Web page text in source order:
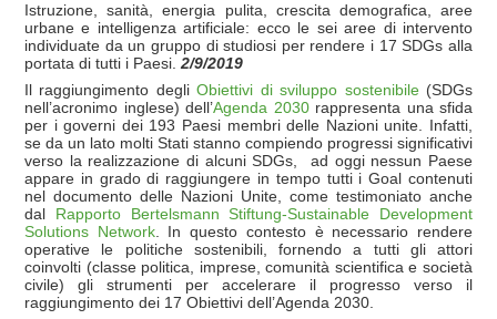
Istruzione, sanità, energia pulita, crescita demografica, aree
urbane e intelligenza artificiale: ecco le sei aree di intervento
individuate da un gruppo di studiosi per rendere i 17 SDGs alla
portata di tutti i Paesi.2/9/2019
Il raggiungimento degliObiettivi di sviluppo sostenibile(SDGs
nell’acronimo inglese) dell’Agenda 2030rappresenta una sfida
per i governi dei 193 Paesi membri delle Nazioni unite. Infatti,
se da un lato molti Stati stanno compiendo progressi significativi
verso la realizzazione di alcuni SDGs, ad oggi nessun Paese
appare in grado di raggiungere in tempo tutti i Goal contenuti
nel documento delle Nazioni Unite, come testimoniato anche
dal Rapporto Bertelsmann Stiftung-Sustainable Development
Solutions Network. In questo contesto è necessario rendere
operative le politiche sostenibili, fornendo a tutti gli attori
coinvolti (classe politica, imprese, comunità scientifica e società
civile) gli strumenti per accelerare il progresso verso il
raggiungimento dei 17 Obiettivi dell’Agenda 2030.